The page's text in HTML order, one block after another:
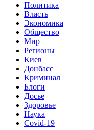
Политика
Власть
Экономика
Общество
Мир
Регионы
Киев
Донбасс
Криминал
Блоги
Досье
Здоровье
Наука
Covid-19